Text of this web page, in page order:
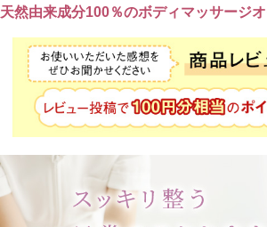
天然由来成分100％のボディマッサージ